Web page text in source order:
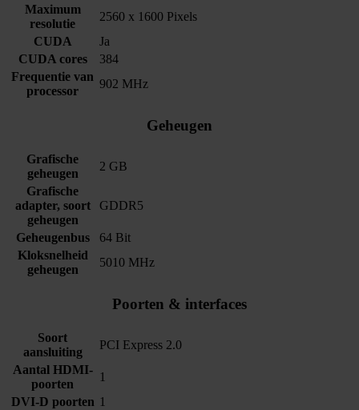
Maximum
resolutie
2560 x 1600 Pixels
CUDA
Ja
CUDA cores
384
Frequentie van
processor
902 MHz
Geheugen
Grafische
geheugen
2 GB
Grafische
adapter, soort
geheugen
GDDR5
Geheugenbus
64 Bit
Kloksnelheid
geheugen
5010 MHz
Poorten & interfaces
Soort
aansluiting
PCI Express 2.0
Aantal HDMI-
poorten
1
DVI-D poorten 1